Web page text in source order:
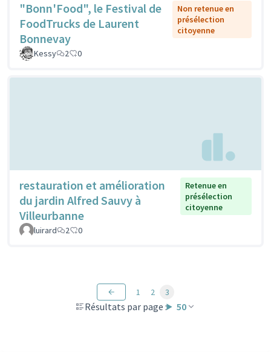
"Bonn'Food", le Festival de
FoodTrucks de Laurent
Bonnevay
Non retenue en
présélection
citoyenne
Kessy 2 0
restauration et amélioration
du jardin Alfred Sauvy à
Villeurbanne
Retenue en
présélection
citoyenne
luirard 2 0
Résultats par page : 50
1 2 3